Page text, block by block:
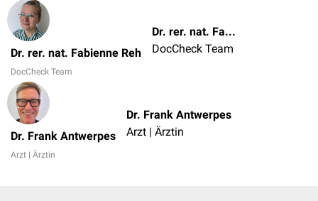
Dr. rer. nat. Fabienne Reh
DocCheck Team
Dr. rer. nat. Fabienne Reh
DocCheck Team
Dr. Frank Antwerpes
Arzt | Ärztin
Dr. Frank Antwerpes
Arzt | Ärztin